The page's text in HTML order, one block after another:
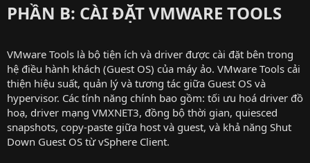
PHẦN B: CÀI ĐẶT VMWARE TOOLS
VMware Tools là bộ tiện ích và driver được cài đặt bên trong
hệ điều hành khách (Guest OS) của máy ảo. VMware Tools cải
thiện hiệu suất, quản lý và tương tác giữa Guest OS và
hypervisor. Các tính năng chính bao gồm: tối ưu hoá driver đồ
hoạ, driver mạng VMXNET3, đồng bộ thời gian, quiesced
snapshots, copy-paste giữa host và guest, và khả năng Shut
Down Guest OS từ vSphere Client.